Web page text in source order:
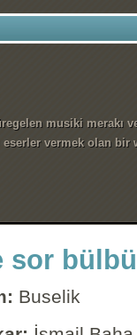
musiki merakı
eserler vermek olan bir
sor
Buselik